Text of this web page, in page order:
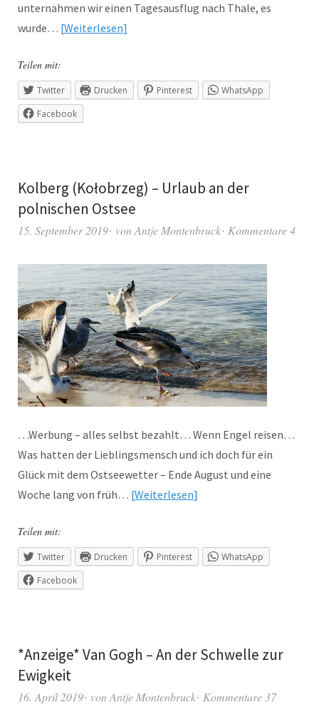
unternahmen wir einen Tagesausflug nach Thale, es
wurde… Weiterlesen
Teilen mit:
Twitter Drucken Pinterest
WhatsApp
Facebook
Kolberg (Kołobrzeg) – Urlaub an der
polnischen Ostsee
15. September 2019 vonAntje Montenbruck Kommentare 4
…Werbung – alles selbst bezahlt… Wenn Engel reisen…
Was hatten der Lieblingsmensch und ich doch für ein
Glück mit dem Ostseewetter – Ende August und eine
Woche lang von früh… Weiterlesen
Teilen mit:
Twitter Drucken Pinterest
WhatsApp
Facebook
*Anzeige* Van Gogh – An der Schwelle zur
Ewigkeit
16. April 2019 vonAntje Montenbruck Kommentare 37